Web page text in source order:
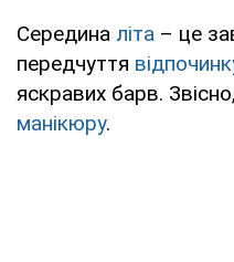
Середина літа – це
передчуття
яскравих барв.
манікюру.